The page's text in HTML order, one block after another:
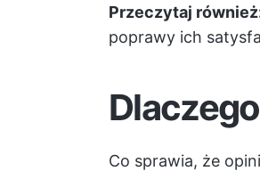
Przeczytaj
poprawy ich
Co sprawia, że